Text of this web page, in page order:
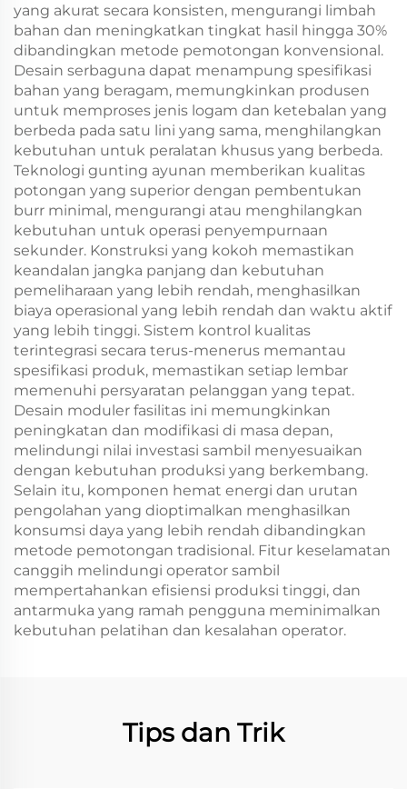
yang akurat secara konsisten, mengurangi limbah
bahan dan meningkatkan tingkat hasil hingga 30%
dibandingkan metode pemotongan konvensional.
Desain serbaguna dapat menampung spesifikasi
bahan yang beragam, memungkinkan produsen
untuk memproses jenis logam dan ketebalan yang
berbeda pada satu lini yang sama, menghilangkan
kebutuhan untuk peralatan khusus yang berbeda.
Teknologi gunting ayunan memberikan kualitas
potongan yang superior dengan pembentukan
burr minimal, mengurangi atau menghilangkan
kebutuhan untuk operasi penyempurnaan
sekunder. Konstruksi yang kokoh memastikan
keandalan jangka panjang dan kebutuhan
pemeliharaan yang lebih rendah, menghasilkan
biaya operasional yang lebih rendah dan waktu aktif
yang lebih tinggi. Sistem kontrol kualitas
terintegrasi secara terus-menerus memantau
spesifikasi produk, memastikan setiap lembar
memenuhi persyaratan pelanggan yang tepat.
Desain moduler fasilitas ini memungkinkan
peningkatan dan modifikasi di masa depan,
melindungi nilai investasi sambil menyesuaikan
dengan kebutuhan produksi yang berkembang.
Selain itu, komponen hemat energi dan urutan
pengolahan yang dioptimalkan menghasilkan
konsumsi daya yang lebih rendah dibandingkan
metode pemotongan tradisional. Fitur keselamatan
canggih melindungi operator sambil
mempertahankan efisiensi produksi tinggi, dan
antarmuka yang ramah pengguna meminimalkan
kebutuhan pelatihan dan kesalahan operator.
Tips dan Trik